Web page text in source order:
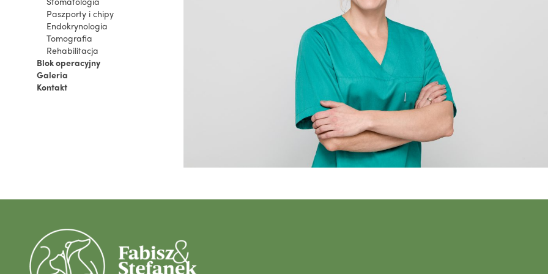
Paszporty i chipy
Endokrynologia
Tomografia
Rehabilitacja
Blok operacyjny
Galeria
Kontakt